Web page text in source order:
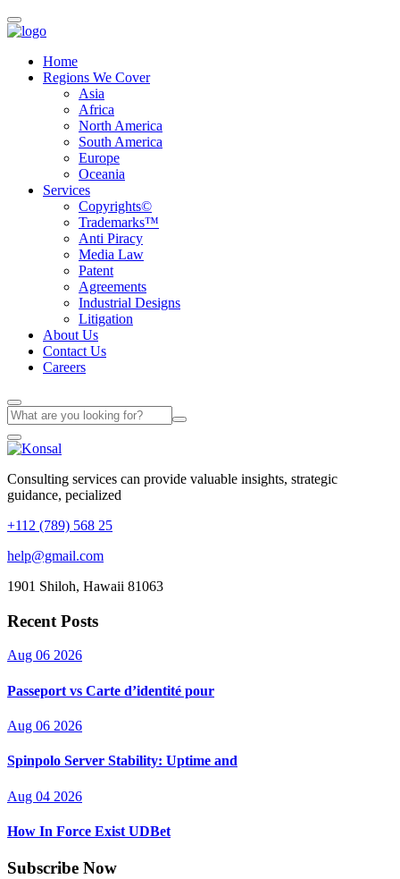
Home
Regions We Cover
Asia
Africa
North America
South America
Europe
Oceania
Services
Copyrights©
Trademarks™
Anti Piracy
Media Law
Patent
Agreements
Industrial Designs
Litigation
About Us
Contact Us
Careers
Consulting services can provide valuable insights, strategic
guidance, pecialized
+112 (789) 568 25
help@gmail.com
1901 Shiloh, Hawaii 81063
Recent Posts
Aug 06 2026
Passeport vs Carte d’identité pour
Aug 06 2026
Spinpolo Server Stability: Uptime and
Aug 04 2026
How In Force Exist UDBet
Subscribe Now